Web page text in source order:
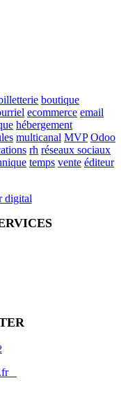
boutique
ecommerce email
hébergement
multicanal MVP Odoo
rh réseaux sociaux
temps vente éditeur